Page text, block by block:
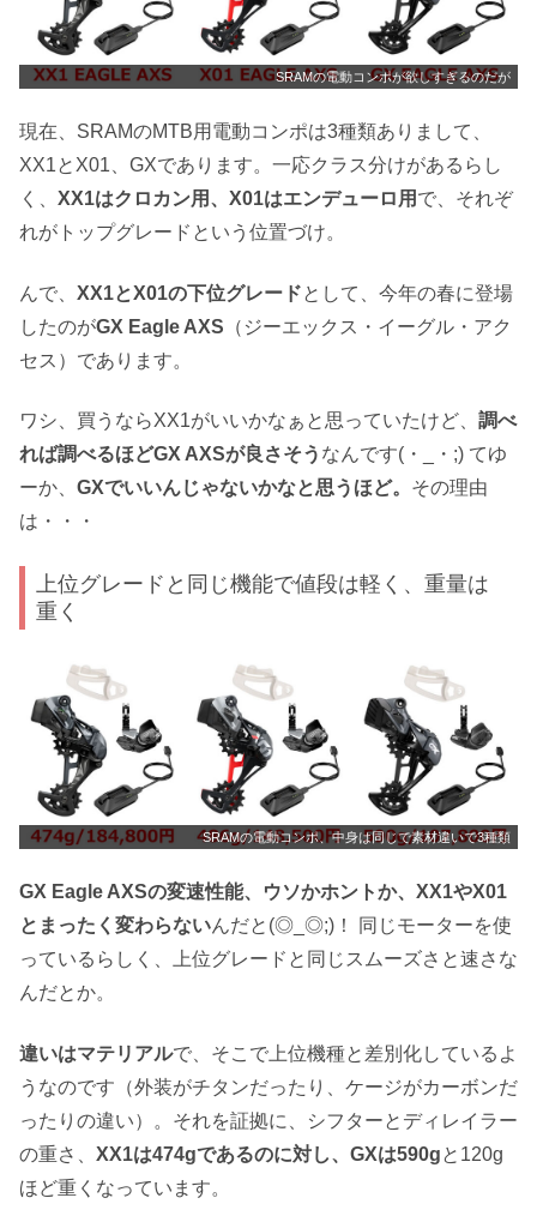
SRAMの電動コンポが欲しすぎるのだが
現在、SRAMのMTB用電動コンポは3種類ありまして、
XX1とX01、GXであります。一応クラス分けがあるらし
く、 XX1はクロカン用、X01はエンデューロ用 で、それぞ
れがトップグレードという位置づけ。
んで、 XX1とX01の下位グレードとして、今年の春に登場
したのがGX Eagle AXS （ジーエックス・イーグル・アク
セス）であります。
ワシ、買うならXX1がいいかなぁと思っていたけど、 調べ
れば調べるほどGX AXSが良さそう なんです(・_・;) てゆ
ーか、 GXでいいんじゃないかなと思うほど。 その理由
は・・・
上位グレードと同じ機能で値段は軽く、重量は
重く
SRAMの電動コンポ、中身は同じで素材違いで3種類
GX Eagle AXSの変速性能、ウソかホントか、XX1やX01
とまったく変わらないんだと(◎_◎;)！ 同じモーターを使
っているらしく、上位グレードと同じスムーズさと速さな
んだとか。
違いはマテリアルで、そこで上位機種と差別化しているよ
うなのです（外装がチタンだったり、ケージがカーボンだ
ったりの違い）。それを証拠に、シフターとディレイラー
の重さ、 XX1は474gであるのに対し、GXは590gと120g
ほど重くなっています。